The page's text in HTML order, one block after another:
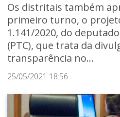
Os distritais também
primeiro turno, o
1.141/2020, do
(PTC), que trata da
transparência no...
25/05/2021 18:56